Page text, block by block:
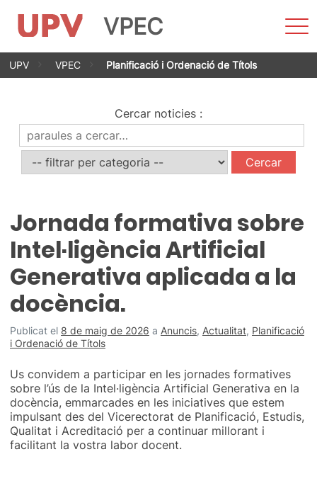
Vés
VPEC
UPV VPEC Planificació i Ordenació de Títols
Cercar noticies :
Jornada formativa sobre
Intel·ligència Artificial
Generativa aplicada a la
docència.
Publicat el 8 de maig de 2026 a Anuncis, Actualitat, Planificació
i Ordenació de Títols
Us convidem a participar en les jornades formatives
sobre l’ús de la Intel·ligència Artificial Generativa en la
docència, emmarcades en les iniciatives que estem
impulsant des del Vicerectorat de Planificació, Estudis,
Qualitat i Acreditació per a continuar millorant i
facilitant la vostra labor docent.